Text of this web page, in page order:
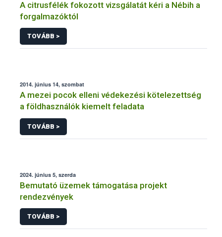
A citrusfélék fokozott vizsgálatát kéri a Nébih a
forgalmazóktól
TOVÁBB >
2014. június 14, szombat
A mezei pocok elleni védekezési kötelezettség
a földhasználók kiemelt feladata
TOVÁBB >
2024. június 5, szerda
Bemutató üzemek támogatása projekt
rendezvények
TOVÁBB >